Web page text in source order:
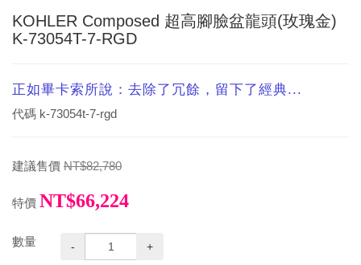
KOHLER Composed 超高腳臉盆龍頭(玫瑰金)
K-73054T-7-RGD
正如畢卡索所說：去除了冗餘，留下了經典...
代碼 k-73054t-7-rgd
建議售價 NT$82,780
特價 NT$66,224
數量 - +